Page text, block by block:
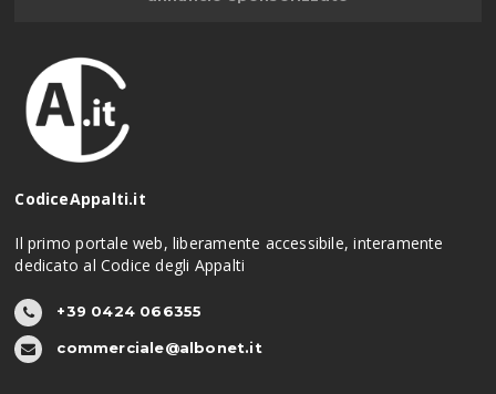
CodiceAppalti.it
Il primo portale web, liberamente accessibile, interamente
dedicato al Codice degli Appalti
+39 0424 066355
commerciale@albonet.it